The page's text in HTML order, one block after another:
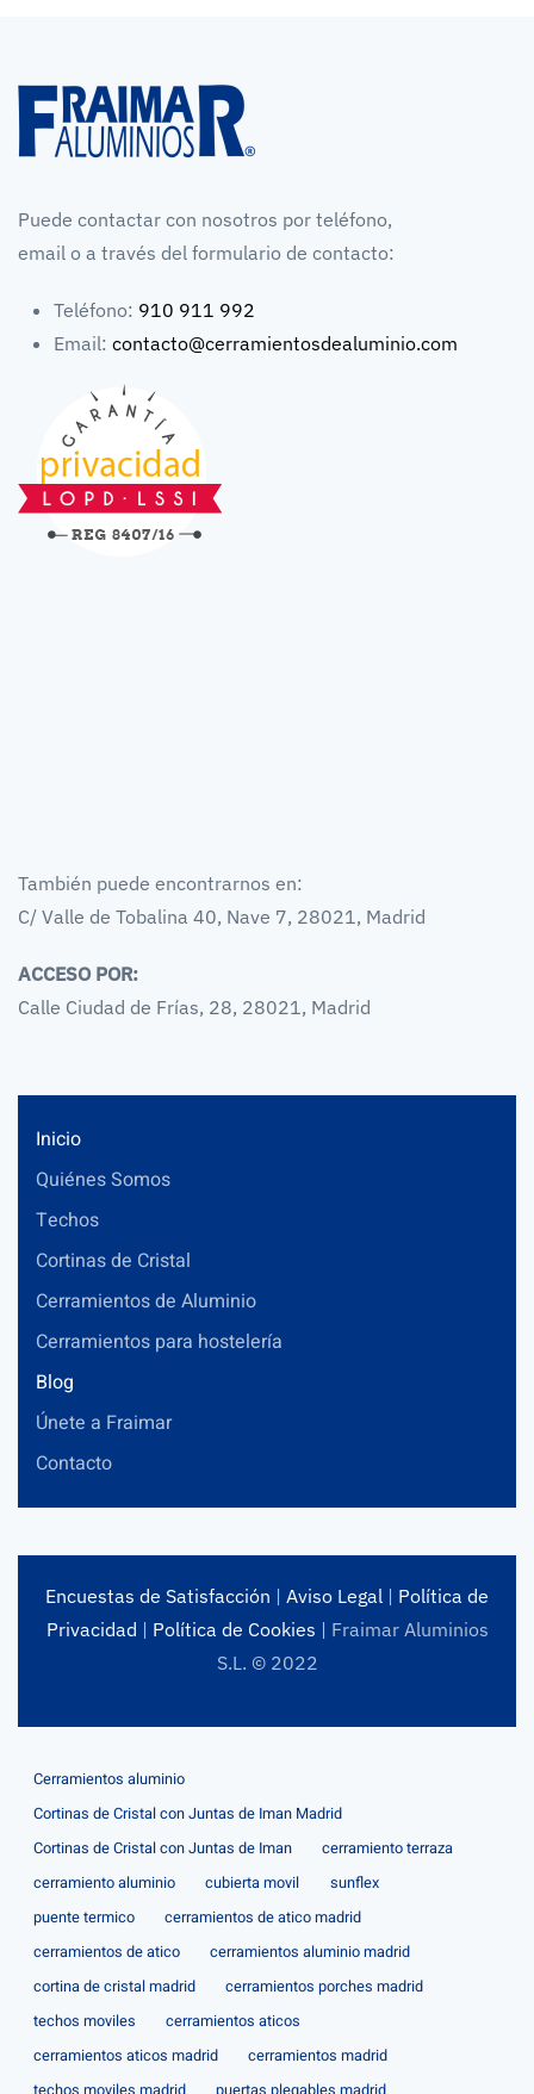
Puede contactar con nosotros por teléfono,
email o a través del formulario de contacto:
Teléfono: 910 911 992
Email: contacto@cerramientosdealuminio.com
También puede encontrarnos en:
C/ Valle de Tobalina 40, Nave 7, 28021, Madrid
ACCESO POR:
Calle Ciudad de Frías, 28, 28021, Madrid
Inicio
Quiénes Somos
Techos
Cortinas de Cristal
Cerramientos de Aluminio
Cerramientos para hostelería
Blog
Únete a Fraimar
Contacto
Encuestas de Satisfacción | Aviso Legal | Política de
Privacidad | Política de Cookies | Fraimar Aluminios
S.L. © 2022
Cerramientos aluminio
Cortinas de Cristal con Juntas de Iman Madrid
Cortinas de Cristal con Juntas de Iman
cerramiento terraza
cerramiento aluminio
cubierta movil
sunflex
puente termico
cerramientos de atico madrid
cerramientos de atico
cerramientos aluminio madrid
cortina de cristal madrid
cerramientos porches madrid
techos moviles
cerramientos aticos
cerramientos aticos madrid
cerramientos madrid